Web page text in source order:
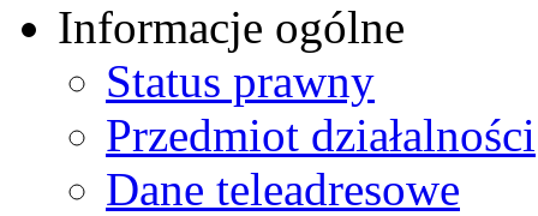
Informacje ogólne
Status prawny
Przedmiot działalności
Dane teleadresowe